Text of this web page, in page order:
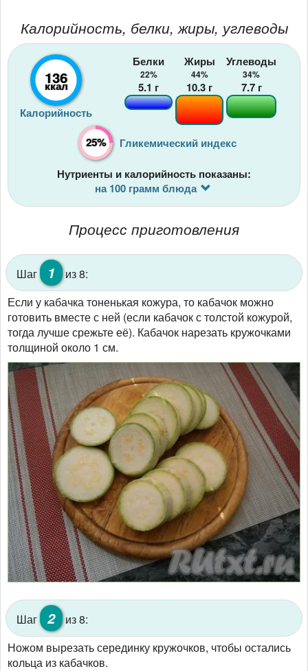
Калорийность, белки, жиры, углеводы
136
ккал
Калорийность
Белки
22%
5.1 г
Жиры
44%
10.3 г
Углеводы
34%
7.7г
25% Гликемический индекс
Нутриенты и калорийность показаны:
на 100 грамм блюда
Процесс приготовления
Шаг 1
из 8:
Если у кабачка тоненькая кожура, то кабачок можно
готовить вместе с ней (если кабачок с толстой кожурой,
тогда лучше срежьте её). Кабачок нарезать кружочками
толщиной около 1 см.
Шаг 2
из 8:
Ножом вырезать серединку кружочков, чтобы остались
кольца из кабачков.